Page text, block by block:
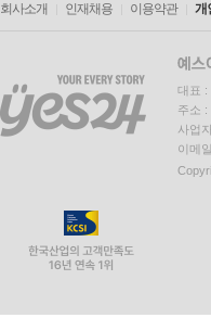
회사소개 인재채용 이용약관 개
대표 :
주소
사업
이메